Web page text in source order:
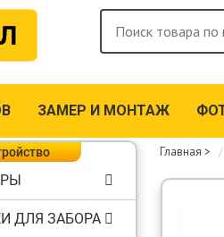
ЗАМЕР И МОНТАЖ
ДЛЯ ЗАБОРА
Главная >